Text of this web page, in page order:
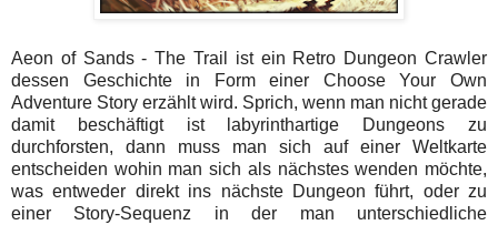
Aeon of Sands - The Trail ist ein Retro Dungeon Crawler
dessen Geschichte in Form einer Choose Your Own
Adventure Story erzählt wird. Sprich, wenn man nicht gerade
damit beschäftigt ist labyrinthartige Dungeons zu
durchforsten, dann muss man sich auf einer Weltkarte
entscheiden wohin man sich als nächstes wenden möchte,
was entweder direkt ins nächste Dungeon führt, oder zu
einer Story-Sequenz in der man unterschiedliche